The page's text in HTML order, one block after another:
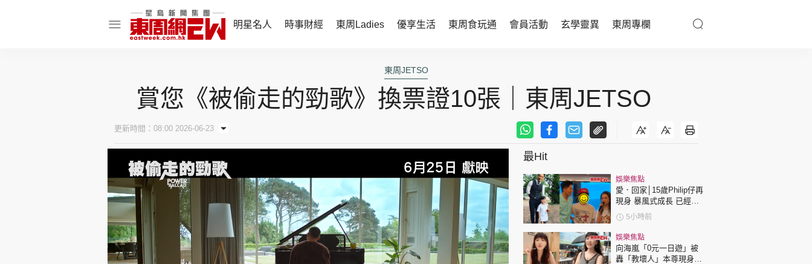
明星名人 時事財經 東周Ladies 優享生活 東周食玩通 會員活動 玄學靈異 東周專欄
娛樂焦點 時事直擊
東周Ladies
談情說性
卓越女性
醫療百科
與寵同行
東周食玩通
樂在灣區
飲食玩樂
會員活動
東周JETSO
玄學靈異
東勝運程
智富天下 李居明
東周專欄
文化藝術
東周JETSO
賞您《被偷走的勁歌》換票證10張｜東周JETSO
更新時間：08:00 2026-06-23
最Hit
娛樂焦點
愛．回家│15歲Philip仔再
現身 暴風式成長 已經高
過「三太」樊亦敏！
5小時前
娛樂焦點
向海嵐「0元一日遊」被
轟「教壞人」本尊現身回